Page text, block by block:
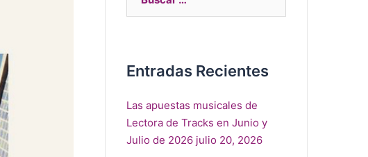
Entradas Recientes
Las apuestas musicales de
Lectora de Tracks en Junio y
Julio de 2026 julio 20, 2026